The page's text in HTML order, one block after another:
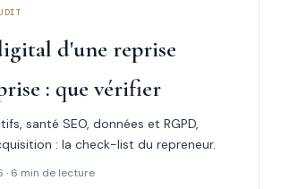
d'une reprise
: que vérifier
santé SEO, données et RGPD,
: la check-list du repreneur.
· 6 min de lecture